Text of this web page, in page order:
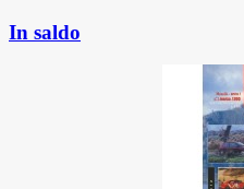
In saldo